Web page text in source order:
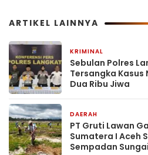
ARTIKEL LAINNYA
KRIMINAL
Sebulan Polres
Tersangka
Dua Ribu Jiwa
DAERAH
PT Gruti Lawan
Sumatera I Aceh
Sempadan Sungai